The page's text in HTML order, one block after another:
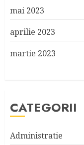
mai 2023
aprilie 2023
martie 2023
CATEGORII
Administratie